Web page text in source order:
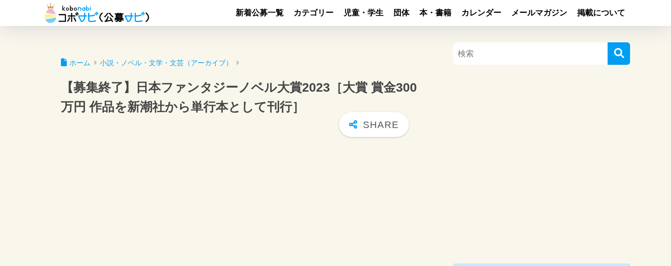
新着公募一覧 カテゴリー 児童・学生 団体 本・書籍 カレンダー メールマガジン 掲載について
ホーム 小説・ノベル・文学・文芸（アーカイブ）
【募集終了】日本ファンタジーノベル大賞2023［大賞 賞金300
万円 作品を新潮社から単行本として刊行］